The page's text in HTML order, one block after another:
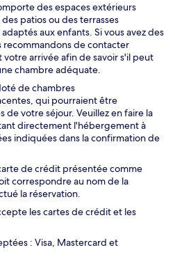
des espaces extérieurs
patios ou des terrasses
aux enfants. Si vous avez des
recommandons de contacter
arrivée afin de savoir s'il peut
chambre adéquate.
de chambres
qui pourraient être
de votre séjour. Veuillez en faire la
directement l'hébergement à
indiquées dans la confirmation de
de crédit présentée comme
correspondre au nom de la
la réservation.
les cartes de crédit et les
: Visa, Mastercard et